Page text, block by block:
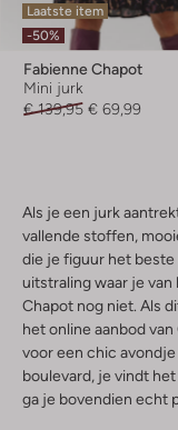
Laatste item
-50%
Fabienne Chapot
Mini jurk
€ 139,95 € 69,99
Als je een jurk
vallende stoffen,
die je figuur het
uitstraling waar je
Chapot nog niet. Als
het online aanbod
voor een chic
boulevard, je vindt
ga je bovendien echt